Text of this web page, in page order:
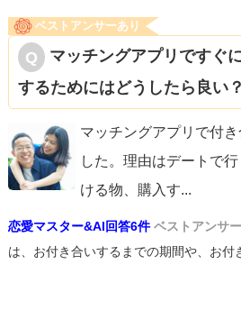
ベストアンサーあり
マッチングアプリですぐ
するためにはどうしたら良い
マッチングアプリで付
した。理由はデートで
ける物、購入す...
恋愛マスター&AI回答6件 ベストアンサ
は、お付き合いするまでの期間や、お付